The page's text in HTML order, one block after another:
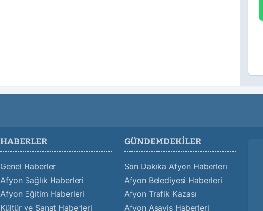
HABERLER
Genel Haberler
Afyon Sağlık Haberleri
Afyon Eğitim Haberleri
Kültür ve Sanat Haberleri
GÜNDEMDEKILER
Son Dakika Afyon Haberleri
Afyon Belediyesi Haberleri
Afyon Trafik Kazası
Afyon Asayiş Haberleri